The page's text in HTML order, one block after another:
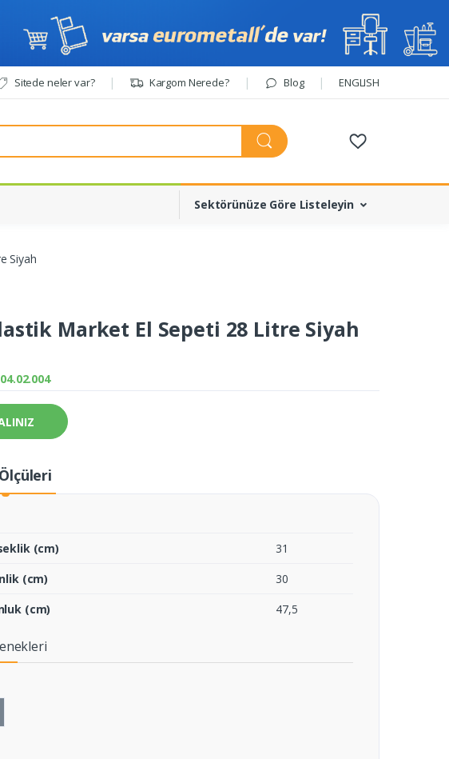
Sitede neler var? Kargom Nerede? Blog ENGLISH
Sektörünüze Göre Listeleyin
Siyah
Market El Sepeti 28 Litre Siyah
(cm)
31
(cm)
30
(cm)
47,5